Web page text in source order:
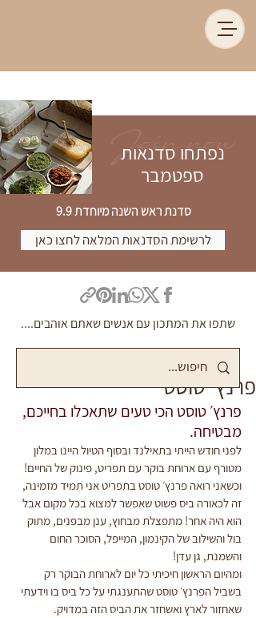
Join now
נפתחו סדנאות
ספטמבר
סדנת ראש השנה מיוחדת 9.9
לרשימת הסדנאות המלאה לחצו כאן
שתפו את המתכון עם אנשים שאתם אוהבים....
פרנץ' טוסט
פרנץ׳ טוסט הכי טעים שתאכלו בחייכם,
מבטיחה.
לפני חודש הייתי בתאילנד ובסוף הטיול היינו במלון
מטורף עם ארוחת בוקר עם תפריט, פינוק של החיים!
וכשאני רואה פרנץ׳ טוסט בתפריט אני תמיד מזמינה,
זה לכאורה ביס פשוט שאפשר למצוא בכל מקום אבל
הוא היה אחר! מתפצלת מבחוץ, ענן מבפנים, מתוק
בול והשילוב של הקינמון, המייפל, הסוכר החום
והשמנת, גן עדן!
ומהיום הראשון חיכיתי כל יום לארוחת הבוקר רק
בשביל הפרנץ׳ טוסט שהתענגתי על כל ביס בו וידעתי
שאחזור לארץ ואשחזר את הביס הזה במדויק.